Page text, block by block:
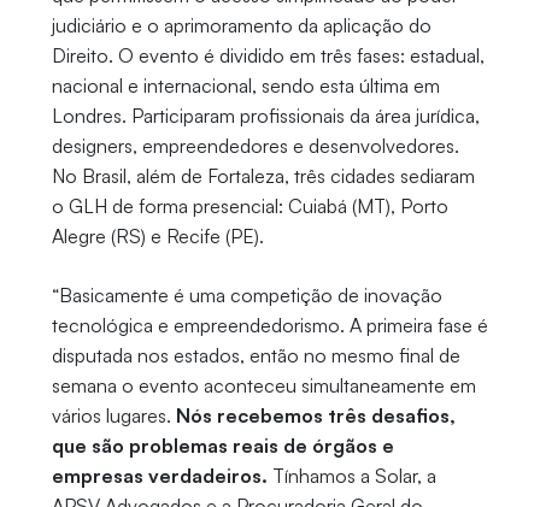
judiciário e o aprimoramento da aplicação do
Direito. O evento é dividido em três fases: estadual,
nacional e internacional, sendo esta última em
Londres. Participaram profissionais da área jurídica,
designers, empreendedores e desenvolvedores.
No Brasil, além de Fortaleza, três cidades sediaram
o GLH de forma presencial: Cuiabá (MT), Porto
Alegre (RS) e Recife (PE).
“Basicamente é uma competição de inovação
tecnológica e empreendedorismo. A primeira fase é
disputada nos estados, então no mesmo final de
semana o evento aconteceu simultaneamente em
vários lugares. Nós recebemos três desafios,
que são problemas reais de órgãos e
empresas verdadeiros. Tínhamos a Solar, a